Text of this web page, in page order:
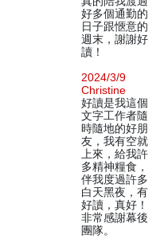
好多個通勤的
日子跟愜意的
週末，謝謝好
讀！
2024/3/9
Christine
好讀是我這個
文字工作者隨
時隨地的好朋
友，我有空就
上來，給我許
多精神糧食，
伴我度過許多
白天黑夜，有
好讀，真好！
非常感謝幕後
團隊。